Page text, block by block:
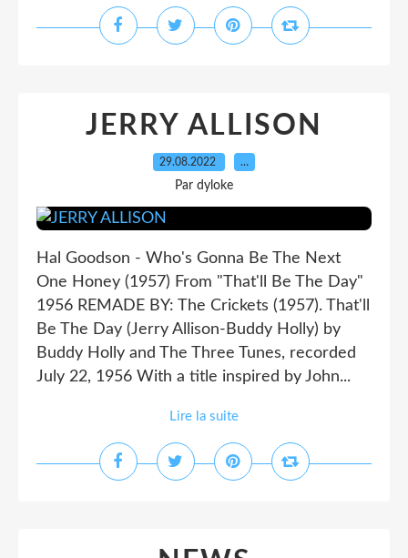
JERRY ALLISON
29.08.2022 …
Par dyloke
Hal Goodson - Who's Gonna Be The Next
One Honey (1957) From "That'll Be The Day"
1956 REMADE BY: The Crickets (1957). That'll
Be The Day (Jerry Allison-Buddy Holly) by
Buddy Holly and The Three Tunes, recorded
July 22, 1956 With a title inspired by John...
Lire la suite